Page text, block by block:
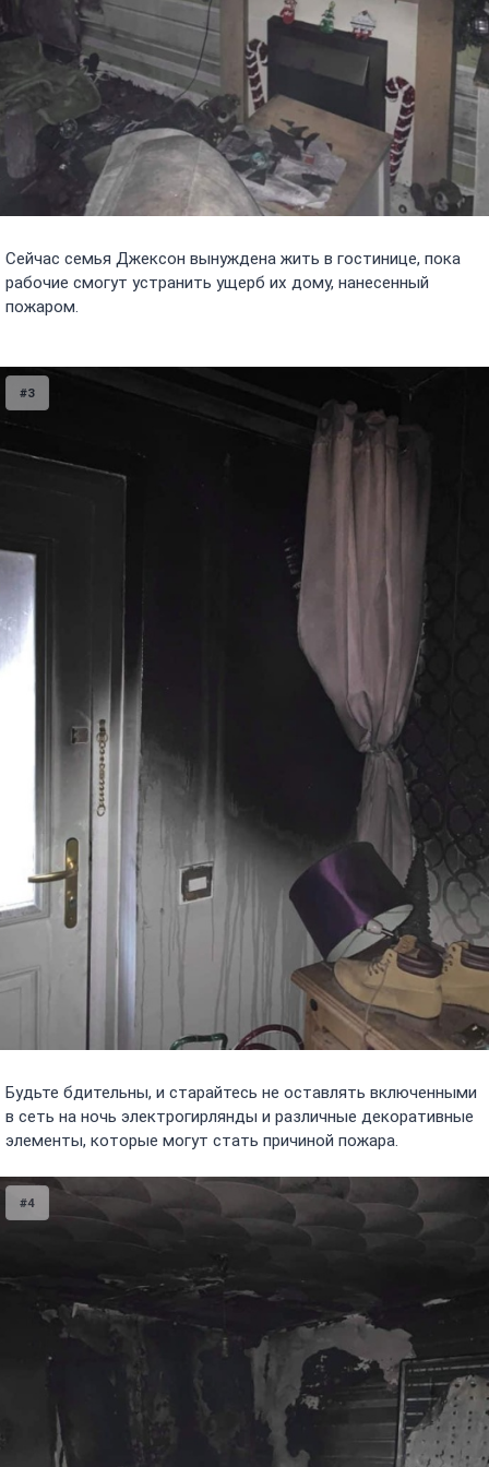
Сейчас семья Джексон вынуждена жить в гостинице, пока
рабочие смогут устранить ущерб их дому, нанесенный
пожаром.
#3
Будьте бдительны, и старайтесь не оставлять включенными
в сеть на ночь электрогирлянды и различные декоративные
элементы, которые могут стать причиной пожара.
#4